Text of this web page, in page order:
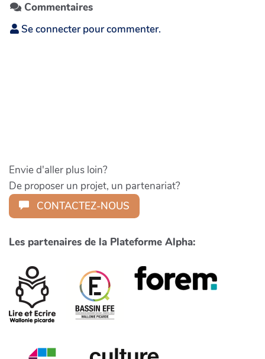
Commentaires
Se connecter pour commenter.
Envie d'aller plus loin?
De proposer un projet, un partenariat?
CONTACTEZ-NOUS
Les partenaires de la Plateforme Alpha: